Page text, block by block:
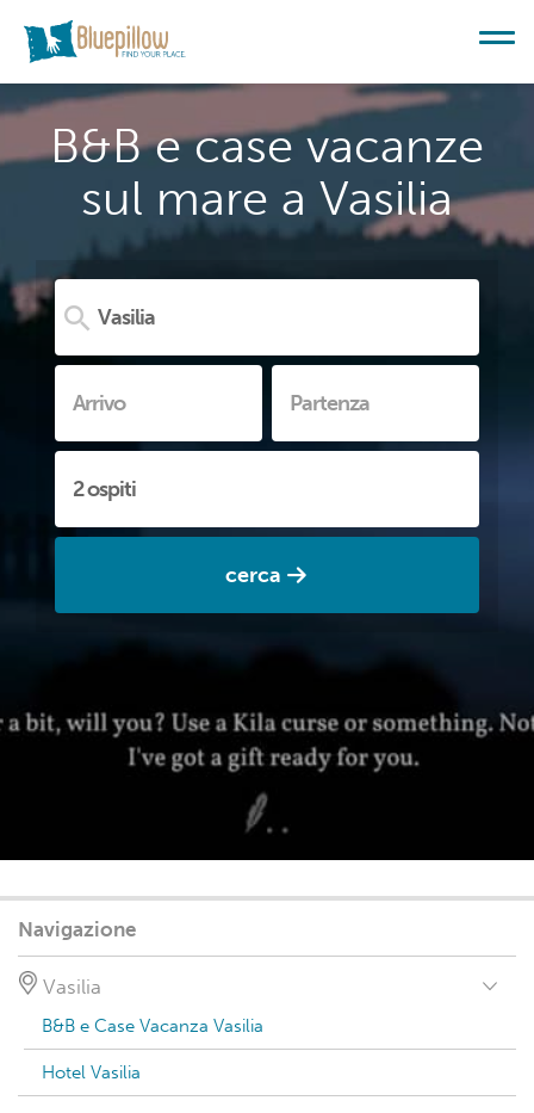
B&B e case vacanze
sul mare a Vasilia
cerca
Navigazione
Vasilia
B&B e Case Vacanza Vasilia
Hotel Vasilia